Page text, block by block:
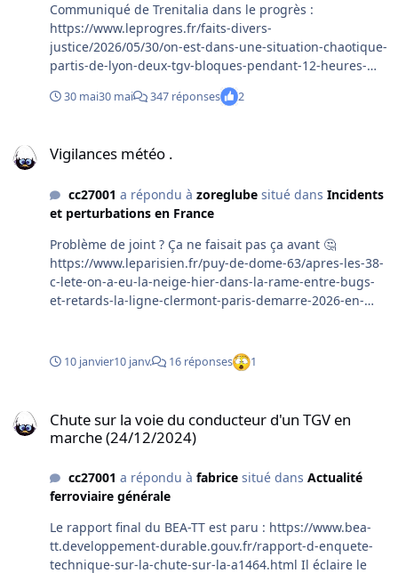
Communiqué de Trenitalia dans le progrès :
https://www.leprogres.fr/faits-divers-
justice/2026/05/30/on-est-dans-une-situation-chaotique-
partis-de-lyon-deux-tgv-bloques-pendant-12-heures-
vers-dijon?at_content=photo&at_source=nonli
30 mai30 mai 347 réponses 2
Vigilances météo .
cc27001 a répondu à zoreglubesitué dans Incidents
et perturbations en France
Problème de joint ? Ça ne faisait pas ça avant 🤔
https://www.leparisien.fr/puy-de-dome-63/apres-les-38-
c-lete-on-a-eu-la-neige-hier-dans-la-rame-entre-bugs-
et-retards-la-ligne-clermont-paris-demarre-2026-en-
10 janvier10 janv. 16 réponses 1
Chute sur la voie du conducteur d'un TGV en
marche (24/12/2024)
cc27001 a répondu à fabricesitué dans Actualité
ferroviaire générale
Le rapport final du BEA-TT est paru : https://www.bea-
tt.developpement-durable.gouv.fr/rapport-d-enquete-
technique-sur-la-chute-sur-la-a1464.html Il éclaire le